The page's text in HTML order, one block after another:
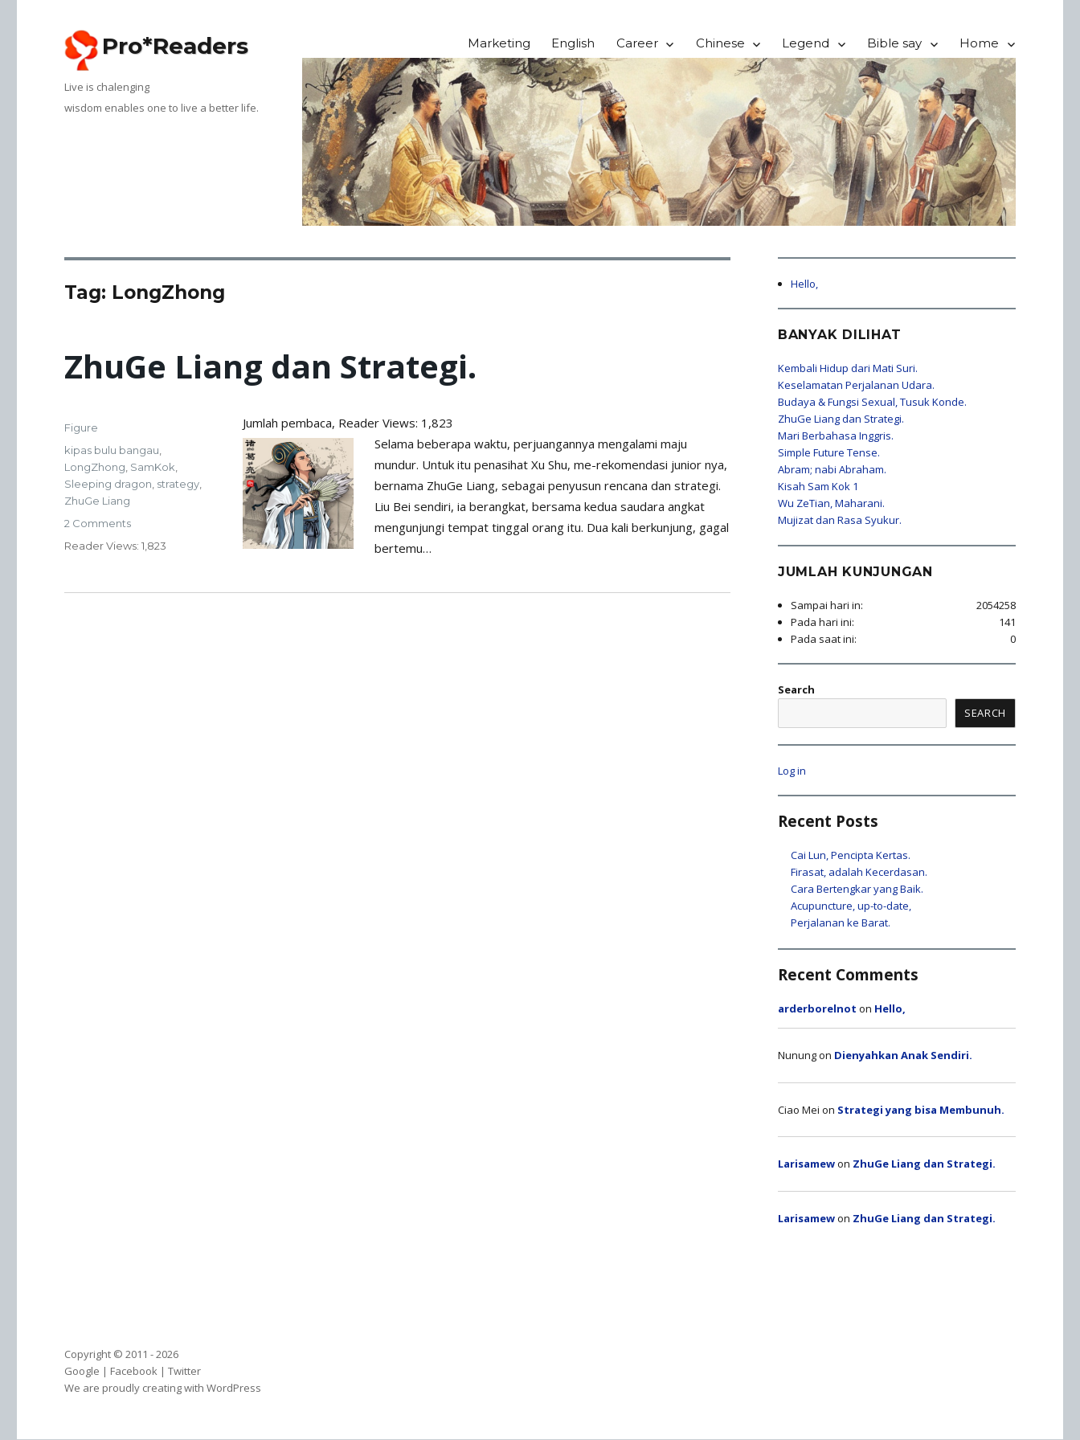
Pro*Readers
Live is chalenging
Marketing English Career Chinese Legend Bible say Home
Tag: LongZhong
ZhuGe Liang dan Strategi.
Jumlah pembaca, Reader Views: 1,823
Selama beberapa waktu, perjuangannya mengalami maju
mundur. Untuk itu penasihat Xu Shu, me-rekomendasi junior nya,
bernama ZhuGe Liang, sebagai penyusun rencana dan strategi.
Liu Bei sendiri, ia berangkat, bersama kedua saudara angkat
mengunjungi tempat tinggal orang itu. Dua kali berkunjung, gagal
bertemu…
Posted
on
Categories
Figure
Tags
kipas bulu bangau,
LongZhong, SamKok,
Sleeping dragon, strategy,
ZhuGe Liang
2 Commentson
ZhuGe
Strategi.
ReaderViews: 1,823
Hello,
BANYAK DILIHAT
Kembali Hidup dari Mati Suri.
Keselamatan Perjalanan Udara.
Budaya & Fungsi Sexual, Tusuk Konde.
ZhuGe Liang dan Strategi.
Mari Berbahasa Inggris.
Simple Future Tense.
Abram; nabi Abraham.
Kisah Sam Kok 1
Wu ZeTian, Maharani.
Mujizat dan Rasa Syukur.
JUMLAH KUNJUNGAN
2054258
Sampai hari in:
141
Pada hari ini:
0
Pada saat ini:
Search
SEARCH
Log in
Recent Posts
Cai Lun, Pencipta Kertas.
Firasat, adalah Kecerdasan.
Cara Bertengkar yang Baik.
Acupuncture, up-to-date,
Perjalanan ke Barat.
Recent Comments
arderborelnot on Hello,
Nunungon Dienyahkan Anak Sendiri.
Ciao Mei on Strategi yang bisa Membunuh.
Larisamewon ZhuGe Liang dan Strategi.
Larisamewon ZhuGe Liang dan Strategi.
Copyright © 2011 - 2026
Google | Facebook |Twitter
We are proudly creating with WordPress